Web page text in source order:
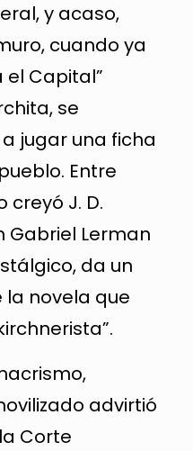
y acaso,
cuando ya
el Capital”
se
jugar una ficha
Entre
creyó J. D.
Gabriel Lerman
da un
la novela que
advirtió
Corte